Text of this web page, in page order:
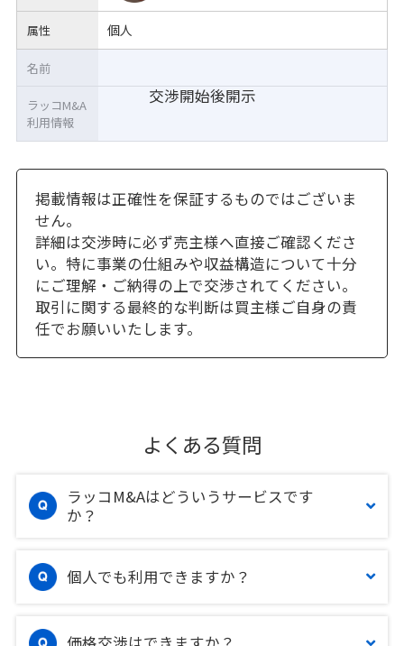
属性 個人
交渉開始後開示
名前
ラッコM&A
利用情報
掲載情報は正確性を保証するものではございま
せん。
詳細は交渉時に必ず売主様へ直接ご確認くださ
い。特に事業の仕組みや収益構造について十分
にご理解・ご納得の上で交渉されてください。
取引に関する最終的な判断は買主様ご自身の責
任でお願いいたします。
よくある質問
ラッコM&Aはどういうサービスです
か？
個人でも利用できますか？